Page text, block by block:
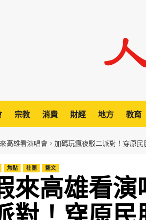
宗教 消費 財經 地方 教育
高雄看演唱會，加碼玩瘋夜駁二派對！穿原
焦點 社團 藝文
來高雄看